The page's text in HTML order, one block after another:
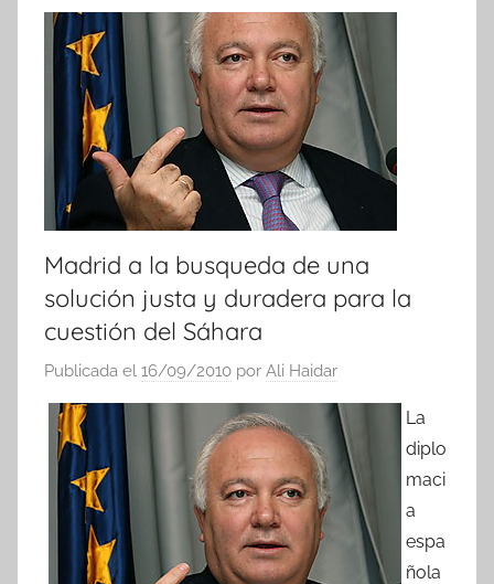
Madrid a la busqueda de una
solución justa y duradera para la
cuestión del Sáhara
Publicada el 16/09/2010 por Ali Haidar
La
diplo
maci
a
espa
ñola